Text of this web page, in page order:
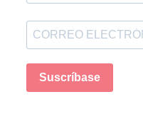
Suscríbase